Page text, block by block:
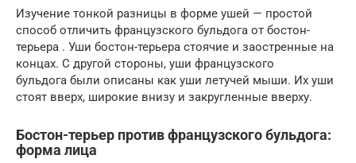
Изучение тонкой разницы в форме ушей — простой
способ отличить французского бульдога от бостон-
терьера . Уши бостон-терьера стоячие и заостренные на
концах. С другой стороны, уши французского
бульдога были описаны как уши летучей мыши. Их уши
стоят вверх, широкие внизу и закругленные вверху.
Бостон-терьер против французского бульдога:
форма лица